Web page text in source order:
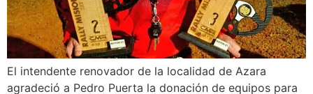
El intendente renovador de la localidad de Azara
agradeció a Pedro Puerta la donación de equipos para